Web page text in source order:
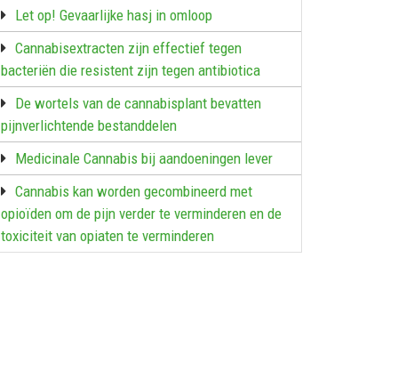
Let op! Gevaarlijke hasj in omloop
Cannabisextracten zijn effectief tegen
bacteriën die resistent zijn tegen antibiotica
De wortels van de cannabisplant bevatten
pijnverlichtende bestanddelen
Medicinale Cannabis bij aandoeningen lever
Cannabis kan worden gecombineerd met
opioïden om de pijn verder te verminderen en de
toxiciteit van opiaten te verminderen